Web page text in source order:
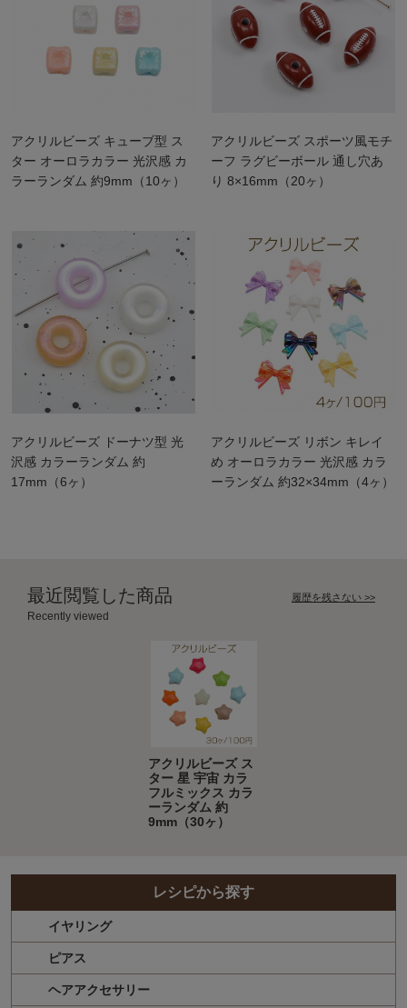
アクリルビーズ キューブ型 ス
ター オーロラカラー 光沢感 カ
ラーランダム 約9mm（10ヶ）
アクリルビーズ スポーツ風モチ
ーフ ラグビーボール 通し穴あ
り 8×16mm（20ヶ）
アクリルビーズ ドーナツ型 光
沢感 カラーランダム 約
17mm（6ヶ）
アクリルビーズ リボン キレイ
め オーロラカラー 光沢感 カラ
ーランダム 約32×34mm（4ヶ）
最近閲覧した商品
Recently viewed
履歴を残さない >>
アクリルビーズ ス
ター 星 宇宙 カラ
フルミックス カラ
ーランダム 約
9mm（30ヶ）
レシピから探す
イヤリング
ピアス
ヘアアクセサリー